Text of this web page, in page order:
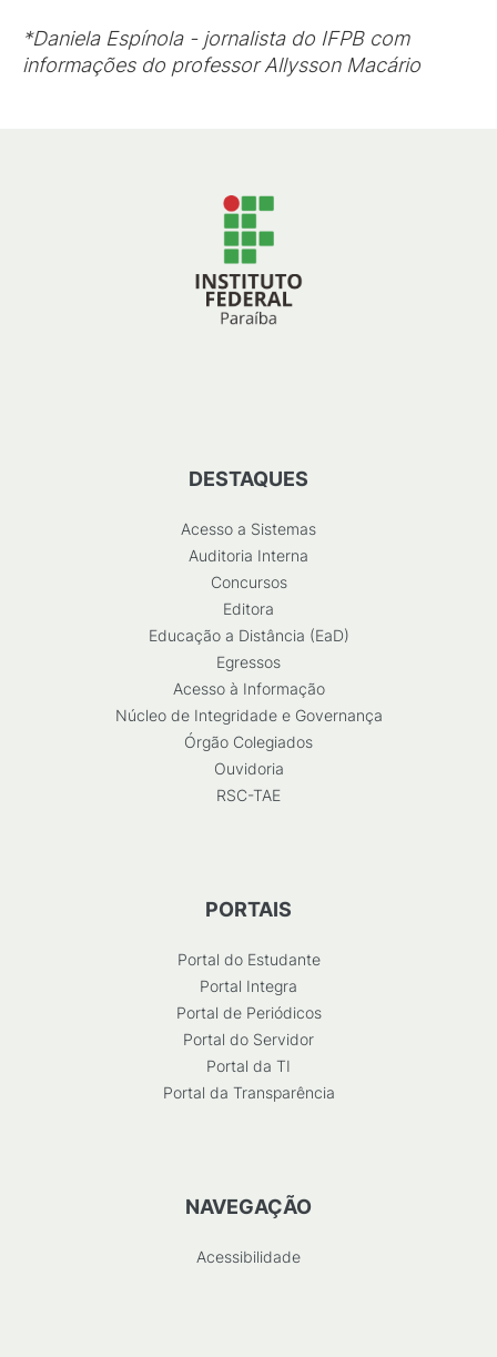
*Daniela Espínola - jornalista do IFPB com
informações do professor Allysson Macário
DESTAQUES
Acesso a Sistemas
Auditoria Interna
Concursos
Editora
Educação a Distância (EaD)
Egressos
Acesso à Informação
Núcleo de Integridade e Governança
Órgão Colegiados
Ouvidoria
RSC-TAE
PORTAIS
Portal do Estudante
Portal Integra
Portal de Periódicos
Portal do Servidor
Portal da TI
Portal da Transparência
NAVEGAÇÃO
Acessibilidade